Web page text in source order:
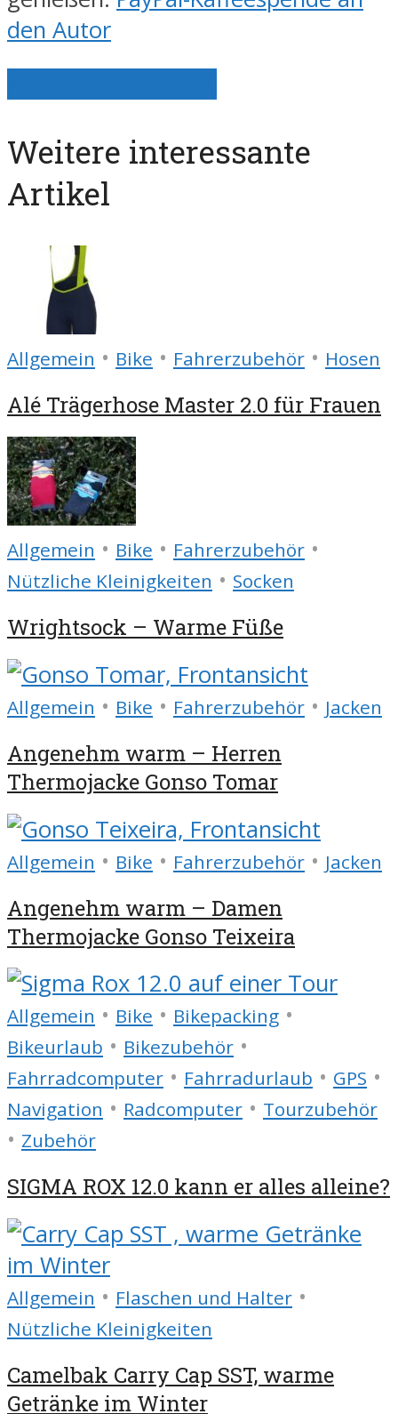
den Autor
Weitere interessante
Artikel
Allgemein • Bike • Fahrerzubehör • Hosen
Alé Trägerhose Master 2.0 für Frauen
Allgemein • Bike • Fahrerzubehör •
Nützliche Kleinigkeiten • Socken
Wrightsock – Warme Füße
Allgemein • Bike • Fahrerzubehör • Jacken
Angenehm warm – Herren
Thermojacke Gonso Tomar
Allgemein • Bike • Fahrerzubehör • Jacken
Angenehm warm – Damen
Thermojacke Gonso Teixeira
Allgemein • Bike • Bikepacking •
Bikeurlaub • Bikezubehör •
Fahrradcomputer • Fahrradurlaub • GPS •
Navigation • Radcomputer • Tourzubehör
• Zubehör
SIGMA ROX 12.0 kann er alles alleine?
Allgemein • Flaschen und Halter •
Nützliche Kleinigkeiten
Camelbak Carry Cap SST, warme
Getränke im Winter